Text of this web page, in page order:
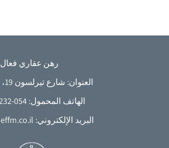
رهن عقاري فعال
العنوان: شارع تيرلسون 19، بتاح تكفا
الهاتف المحمول: 054-5232-799
البريد الإلكتروني: rimon@effm.co.il